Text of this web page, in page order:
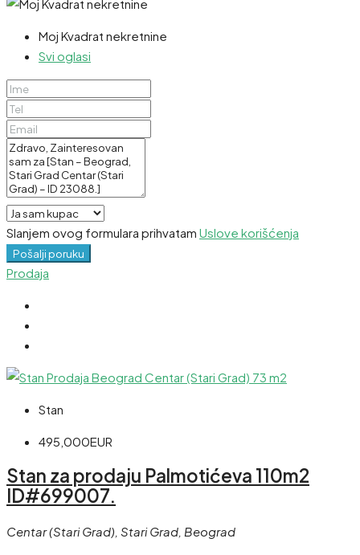
Moj Kvadrat nekretnine
Svi oglasi
Slanjem ovog formulara prihvatam Uslove korišćenja
Pošalji poruku
Prodaja
Stan
495,000EUR
Stan za prodaju Palmotićeva 110m2
ID#699007.
Centar (Stari Grad), Stari Grad, Beograd